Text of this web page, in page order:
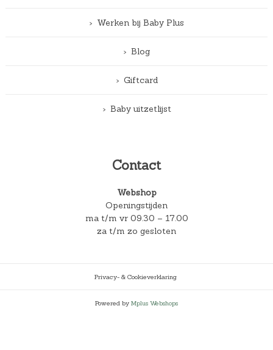
Werken bij Baby Plus
Blog
Giftcard
Baby uitzetlijst
Contact
Webshop
Openingstijden
ma t/m vr 09.30 – 17.00
za t/m zo gesloten
Privacy- & Cookieverklaring
Powered by Mplus Webshops